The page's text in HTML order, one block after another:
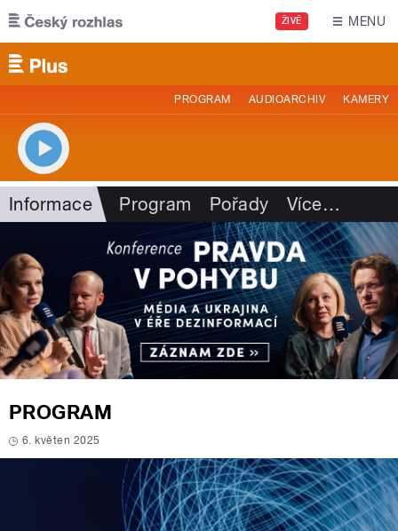
Přejít k hlavnímu obsahu
ŽIVĚ MENU
PROGRAM AUDIOARCHIV KAMERY
Informace Program Pořady Více…
PROGRAM
6. květen 2025